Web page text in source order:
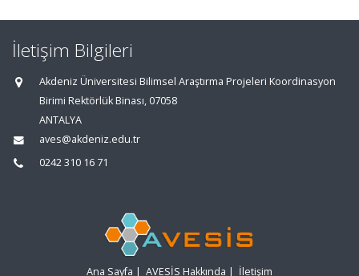
İletişim Bilgileri
Akdeniz Üniversitesi Bilimsel Araştırma Projeleri Koordinasyon
Birimi Rektörlük Binası, 07058
ANTALYA
aves@akdeniz.edu.tr
0242 310 16 71
Ana Sayfa | AVESİS Hakkında | İletişim